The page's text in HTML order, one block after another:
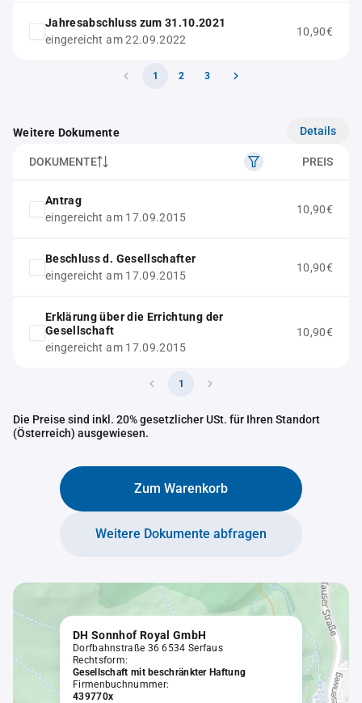
Jahresabschluss zum 31.10.2021
eingereicht am 22.09.2022
10,90€
1 2 3
Weitere Dokumente Details
DOKUMENTE PREIS
Antrag
eingereicht am 17.09.2015
10,90€
Beschluss d. Gesellschafter
eingereicht am 17.09.2015
10,90€
Erklärung über die Errichtung der
Gesellschaft
eingereicht am 17.09.2015
10,90€
1
Die Preise sind inkl. 20% gesetzlicher USt. für Ihren Standort
(Österreich) ausgewiesen.
Zum Warenkorb
Weitere Dokumente abfragen
DH Sonnhof Royal GmbH
Dorfbahnstraße 36 6534 Serfaus
Rechtsform:
Gesellschaft mit beschränkter Haftung
Firmenbuchnummer:
439770x